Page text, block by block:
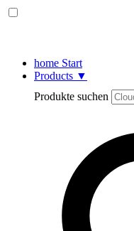
home Start
Products ▼
Produkte suchen